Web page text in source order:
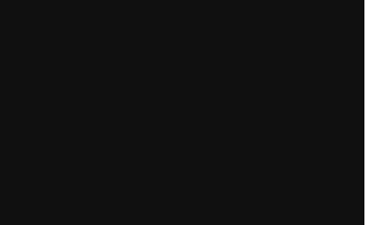
відмінно захищає Ваш iPhone
кращими